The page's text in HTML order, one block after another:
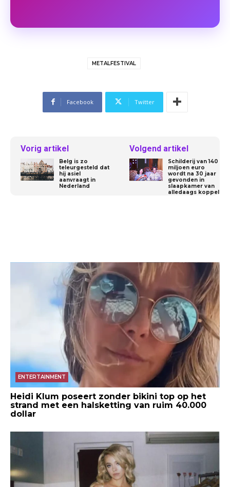
METALFESTIVAL
Facebook Twitter
Vorig artikel
Belg is zo
teleurgesteld dat
hij asiel
aanvraagt in
Nederland
Volgend artikel
Schilderij van 140
miljoen euro
wordt na 30 jaar
gevonden in
slaapkamer van
alledaags koppel
ENTERTAINMENT
Heidi Klum poseert zonder bikini top op het
strand met een halsketting van ruim 40.000
dollar